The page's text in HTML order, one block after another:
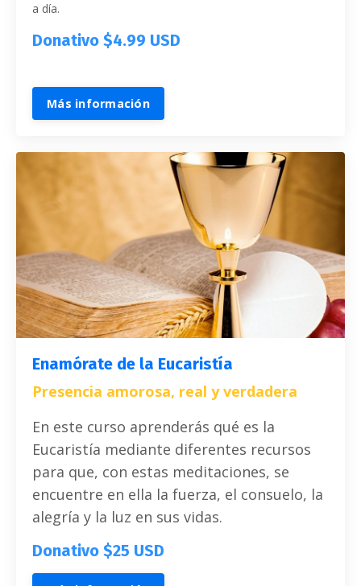
a día.
Donativo $4.99 USD
Más información
Enamórate de la Eucaristía
Presencia amorosa, real y verdadera
En este curso aprenderás qué es la
Eucaristía mediante diferentes recursos
para que, con estas meditaciones, se
encuentre en ella la fuerza, el consuelo, la
alegría y la luz en sus vidas.
Donativo $25 USD